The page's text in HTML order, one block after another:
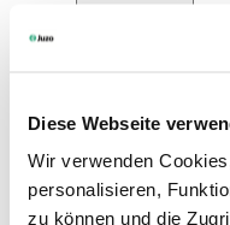
Diese Webseite
Wir verwenden
personalisieren,
zu können und die
Español
Français
Italiano
Nederlands